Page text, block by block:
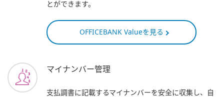
とができます。
OFFICEBANK Valueを見る
マイナンバー管理
支払調書に記載するマイナンバーを安全に収集し、自